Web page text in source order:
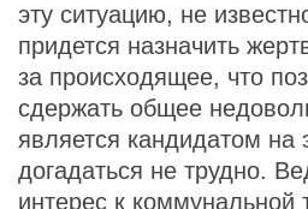
эту ситуацию, не
придется назначить
за происходящее, что
сдержать общее
является кандидатом на
догадаться не трудно.
интерес к коммунальной